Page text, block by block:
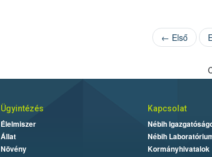
← Első
Ügyintézés
Élelmiszer
Állat
Növény
Kapcsolat
Nébih
Nébih
Kormányhivatalok